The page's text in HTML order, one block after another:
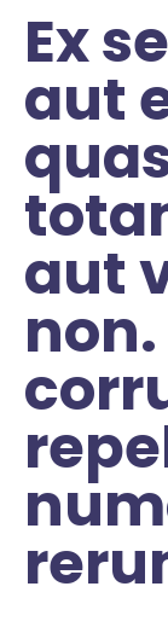
Ex
aut
aut